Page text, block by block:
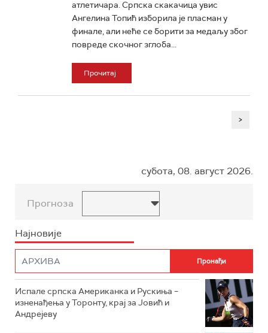
атлетичара. Српска скакачица увис
Ангелина Топић изборила је пласман у
финале, али неће се борити за медаљу због
повреде скочног зглоба...
Прочитај
>
субота, 08. август 2026.
Прогноза
Најновије
Испале српска Американка и Рускиња –
изненађења у Торонту, крај за Јовић и
Андрејеву